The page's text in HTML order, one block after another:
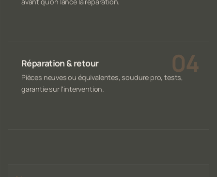
avant qu'on lance la réparation.
Réparation & retour
Pièces neuves ou équivalentes, soudure pro, tests,
garantie sur l'intervention.